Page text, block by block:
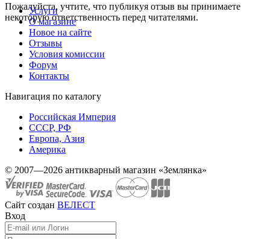
Пожалуйста, учтите, что публикуя отзыв вы принимаете
некоторую ответственность перед читателями.
Услуги
О магазине
Новое на сайте
Отзывы
Условия комиссии
Форум
Контакты
Навигация по каталогу
Российская Империя
СССР, РФ
Европа, Азия
Америка
© 2007—2026 антикварный магазин «Землянка»
Сайт создан ВЕЛЕСТ
Вход